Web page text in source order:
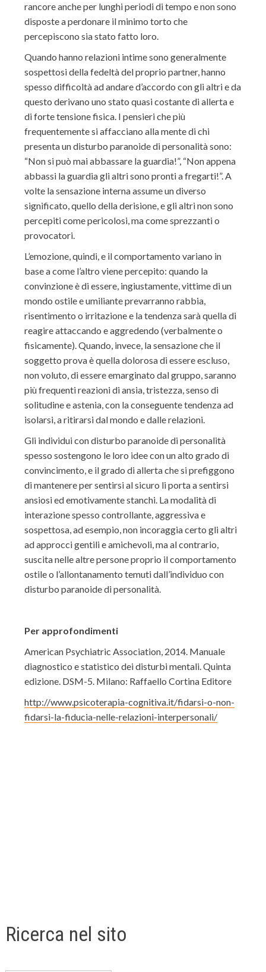
rancore anche per lunghi periodi di tempo e non sono
disposte a perdonare il minimo torto che
percepiscono sia stato fatto loro.
Quando hanno relazioni intime sono generalmente
sospettosi della fedeltà del proprio partner, hanno
spesso difficoltà ad andare d’accordo con gli altri e da
questo derivano uno stato quasi costante di allerta e
di forte tensione fisica. I pensieri che più
frequentemente si affacciano alla mente di chi
presenta un disturbo paranoide di personalità sono:
“Non si può mai abbassare la guardia!”, “Non appena
abbassi la guardia gli altri sono pronti a fregarti!”. A
volte la sensazione interna assume un diverso
significato, quello della derisione, e gli altri non sono
percepiti come pericolosi, ma come sprezzanti o
provocatori.
L’emozione, quindi, e il comportamento variano in
base a come l’altro viene percepito: quando la
convinzione è di essere, ingiustamente, vittime di un
mondo ostile e umiliante prevarranno rabbia,
risentimento o irritazione e la tendenza sarà quella di
reagire attaccando e aggredendo (verbalmente o
fisicamente). Quando, invece, la sensazione che il
soggetto prova è quella dolorosa di essere escluso,
non voluto, di essere emarginato dal gruppo, saranno
più frequenti reazioni di ansia, tristezza, senso di
solitudine e astenia, con la conseguente tendenza ad
isolarsi, a ritirarsi dal mondo e dalle relazioni.
Gli individui con disturbo paranoide di personalità
spesso sostengono le loro idee con un alto grado di
convincimento, e il grado di allerta che si prefiggono
di mantenere per sentirsi al sicuro li porta a sentirsi
ansiosi ed emotivamente stanchi. La modalità di
interazione spesso controllante, aggressiva e
sospettosa, ad esempio, non incoraggia certo gli altri
ad approcci gentili e amichevoli, ma al contrario,
suscita nelle altre persone proprio il comportamento
ostile o l’allontanamento temuti dall’individuo con
disturbo paranoide di personalità.
Per approfondimenti
American Psychiatric Association, 2014. Manuale
diagnostico e statistico dei disturbi mentali. Quinta
edizione. DSM-5. Milano: Raffaello Cortina Editore
http://www.psicoterapia-cognitiva.it/fidarsi-o-non-
fidarsi-la-fiducia-nelle-relazioni-interpersonali/
Ricerca nel sito